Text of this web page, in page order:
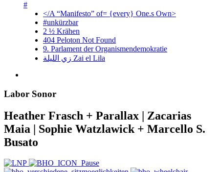
#
</A “Manifesto” of= {every} One.s Own>
#unkürzbar
2 ½ Krähen
404 Peloton Not Found
9. Parlament der Organismendemokratie
زي‌ اللیلة Zai el Lila
Labor Sonor
Heather Frasch + Parallax | Zacarias
Maia | Sophie Watzlawick + Marcello S.
Busato